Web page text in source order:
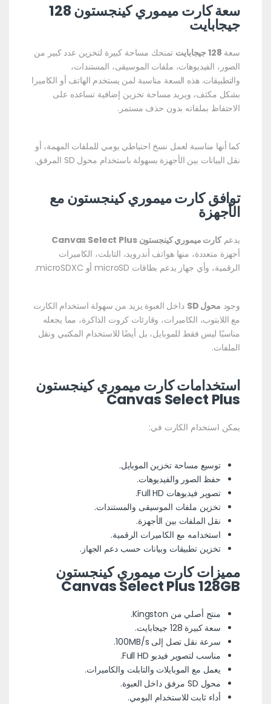
سعة كارت ميموري كينجستون 128
جيجابايت
سعة 128 جيجابايت
تمنحك مساحة كبيرة لتخزين عدد كبير من
الصور، الفيديوهات، ملفات الموسيقى، المستندات،
والتطبيقات. هذه السعة مناسبة لمن يستخدم الهاتف أو الكاميرا
بشكل مكثف، ويريد مساحة تخزين إضافية تساعده على
الاحتفاظ بملفاته بدون حذف مستمر.
كما أنها مناسبة لعمل نسخ احتياطي يومي للملفات المهمة، أو
نقل البيانات بين الأجهزة بسهولة باستخدام محول SD المرفق.
توافق كارت ميموري كينجستون مع
الأجهزة
يدعمكارت ميموري كينجستون Canvas Select Plus
أجهزة متعددة، منها هواتف أندرويد، التابلت، الكاميرات
الرقمية، وأي جهاز يدعم بطاقات microSD أو microSDXC.
وجود محول SD
داخل العبوة يزيد من سهولة استخدام الكارت
مع اللابتوب، الكاميرات، وقارئات كروت الذاكرة، مما يجعله
مناسبًا ليس فقط للموبايل، بل أيضًا للاستخدام المكتبي ونقل
الملفات.
استخدامات كارت ميموري كينجستون
Canvas Select Plus
يمكن استخدام الكارت في:
توسيع مساحة تخزين الموبايل.
حفظ الصور والفيديوهات.
تصوير فيديوهات Full HD.
تخزين ملفات الموسيقى والمستندات.
نقل الملفات بين الأجهزة.
استخدامه مع الكاميرات الرقمية.
تخزين تطبيقات وبيانات حسب دعم الجهاز.
مميزات كارت ميموري كينجستون
Canvas Select Plus 128GB
منتج أصلي من Kingston.
سعة كبيرة 128 جيجابايت.
سرعة نقل تصل إلى 100MB/s.
مناسب لتصوير فيديو Full HD.
يعمل مع الموبايلات والتابلت والكاميرات.
محول SD مرفق داخل العبوة.
أداء ثابت للاستخدام اليومي.